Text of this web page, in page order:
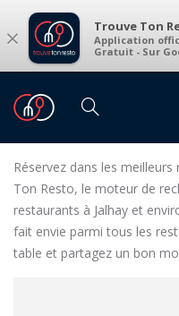
× Trouve Ton
Application
Gratuit - Sur
Restaurants
Restaurants à Jalhay
Réservez dans les
Ton Resto, le moteur de
restaurants à Jalhay et
fait envie parmi tous les
table et partagez un bon